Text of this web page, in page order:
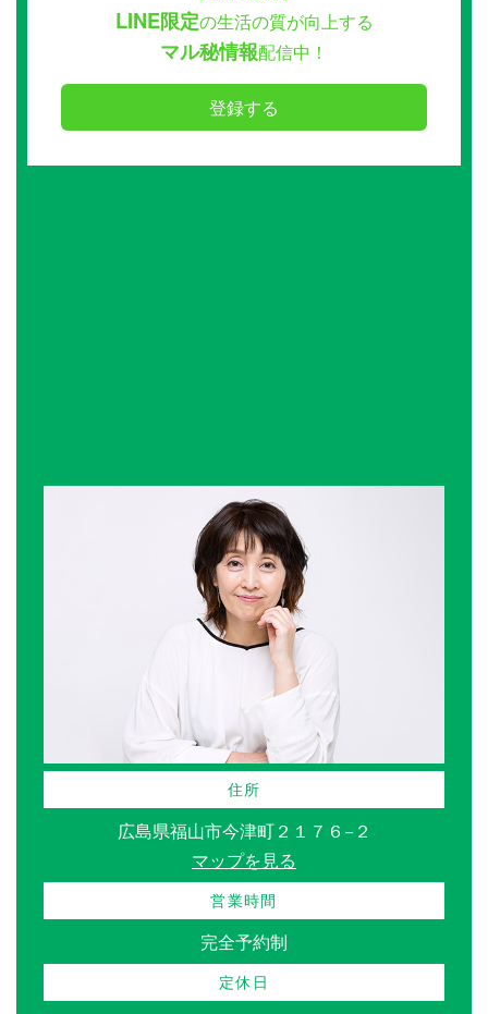
LINE限定の生活の質が向上する
マル秘情報配信中！
登録する
住所
広島県福山市今津町２１７６−２
マップを見る
営業時間
完全予約制
定休日